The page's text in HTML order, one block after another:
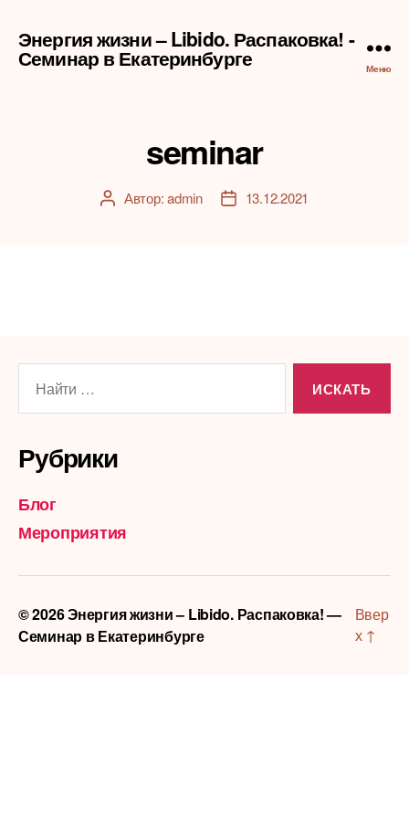
Энергия жизни – Libido. Распаковка! -
Семинар в Екатеринбурге Меню
seminar
АвторАвтор:admin
Дата13.12.2021
Рубрики
Блог
Мероприятия
© 2026Энергия жизни – Libido. Распаковка! —
Семинар в Екатеринбурге
Ввер
х ↑